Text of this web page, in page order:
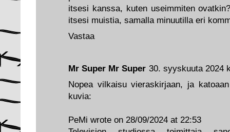
Mr Super Mr Super 30. syyskuuta 2024
Nopea vilkaisu vieraskirjaan, ja
kuvia:
PeMi wrote on 28/09/2024 at 22:53
itsesi kanssa, kuten useimmiten
itsesi muistia, samalla minuutilla eri
Vastaa